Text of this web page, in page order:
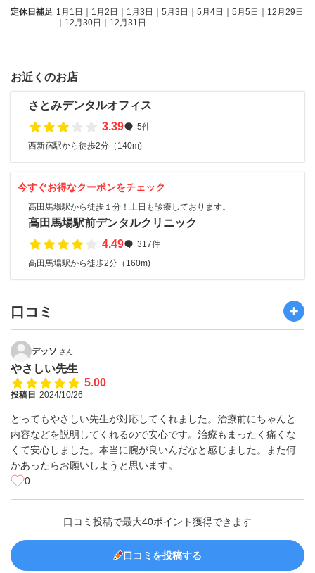
定休日補足 1月1日｜1月2日｜1月3日｜5月3日｜5月4日｜5月5日｜12月29日
｜12月30日｜12月31日
お近くのお店
さとみデンタルオフィス
3.39
5件
西新宿駅から徒歩2分（140m)
今すぐお得なクーポンをチェック
高田馬場駅から徒歩１分！土日も診療しております。
高田馬場駅前デンタルクリニック
4.49
317件
高田馬場駅から徒歩2分（160m)
口コミ
デッソ さん
やさしい先生
5.00
投稿日 2024/10/26
とってもやさしい先生が対応してくれました。治療前にちゃんと
内容などを説明してくれるので安心です。治療もまったく痛くな
くて安心しました。本当に腕が良いんだなと感じました。また何
かあったらお願いしようと思います。
0
口コミ投稿で最大40ポイント獲得できます
口コミを投稿する